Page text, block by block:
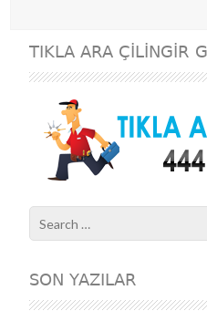
TIKLA ARA ÇILINGIR
SON YAZILAR